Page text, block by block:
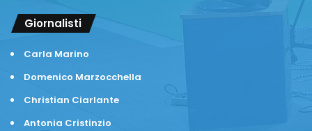
Giornalisti
Carla Marino
Domenico Marzocchella
Christian Ciarlante
Antonia Cristinzio